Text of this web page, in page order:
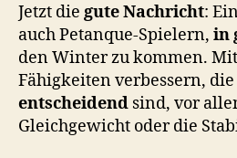
Jetzt die gute Nachricht:
auch Petanque-Spielern, in
den Winter zu kommen.
Fähigkeiten verbessern, die
entscheidend sind, vor
Gleichgewicht oder die